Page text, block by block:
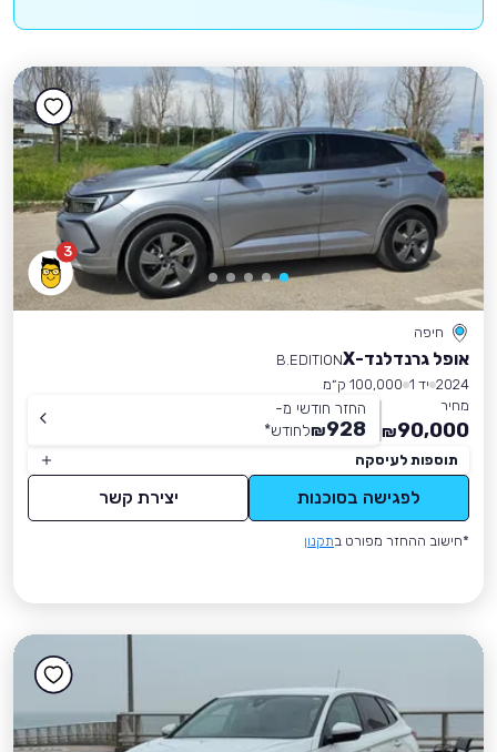
3
חיפה
אופל גרנדלנד-X
B.EDITION
2024 יד 1
100,000 ק״מ
מחיר
90,000
₪
החזר חודשי מ-
928
₪לחודש*
תוספות לעיסקה
לפגישה בסוכנות יצירת קשר
*חישוב ההחזר מפורט בתקנון